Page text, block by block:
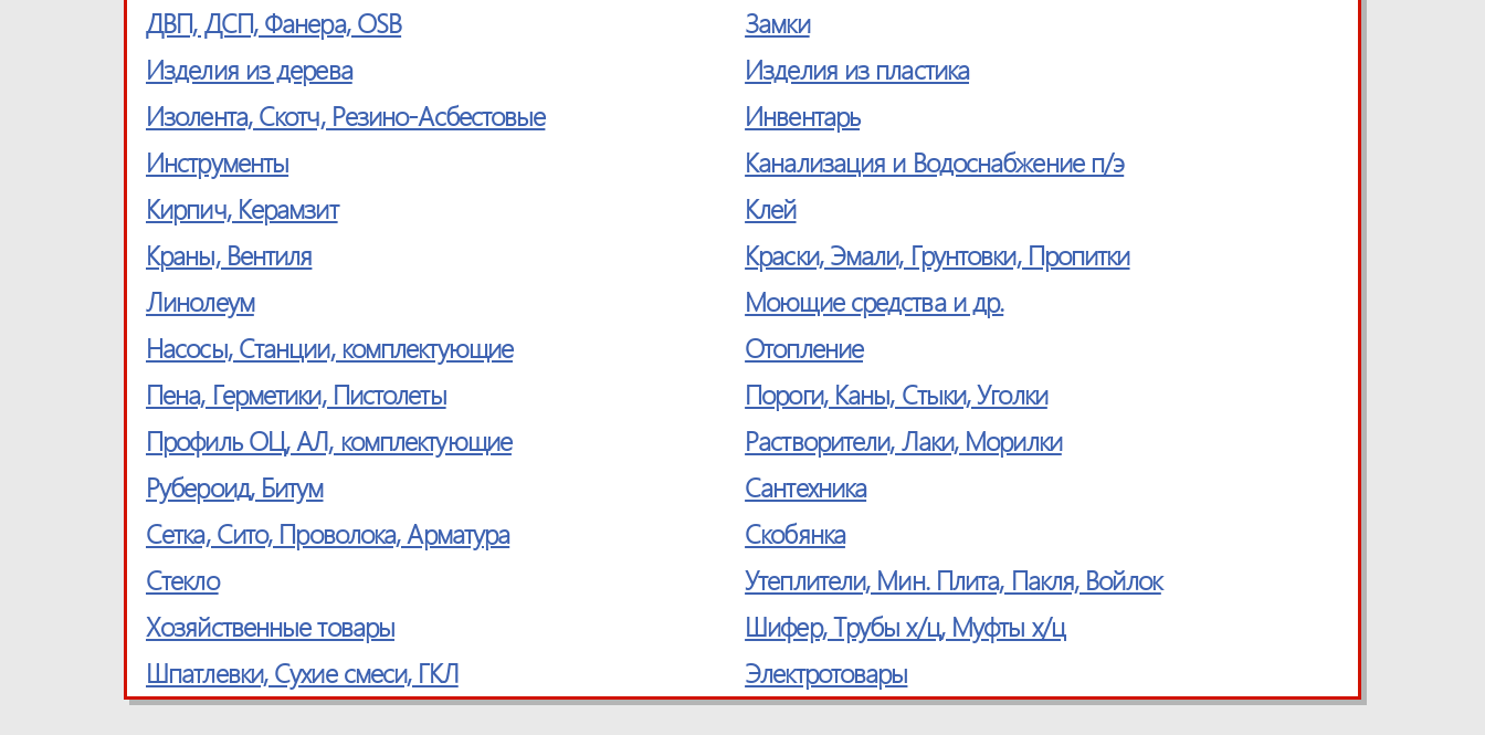
ДВП, ДСП, Фанера, OSB
Замки
Изделия из дерева
Изделия из пластика
Изолента, Скотч, Резино-Асбестовые
Инвентарь
Инструменты
Канализация и Водоснабжение п/э
Кирпич, Керамзит
Клей
Краны, Вентиля
Краски, Эмали, Грунтовки, Пропитки
Линолеум
Моющие средства и др.
Насосы, Станции, комплектующие
Отопление
Пена, Герметики, Пистолеты
Пороги, Каны, Стыки, Уголки
Профиль ОЦ, АЛ, комплектующие
Растворители, Лаки, Морилки
Рубероид, Битум
Сантехника
Сетка, Cито, Проволока, Арматура
Скобянка
Стекло
Утеплители, Мин. Плита, Пакля, Войлок
Хозяйственные товары
Шифер, Трубы х/ц, Муфты х/ц
Шпатлевки, Сухие смеси, ГКЛ
Электротовары